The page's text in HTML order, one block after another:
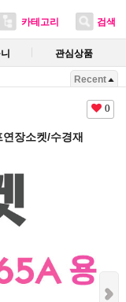
카테고리 검색
관심상품
Recent
0
장소켓/수경재